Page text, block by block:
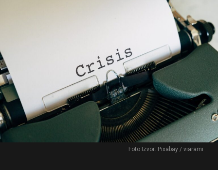
Foto Izvor: Pixabay / viarami